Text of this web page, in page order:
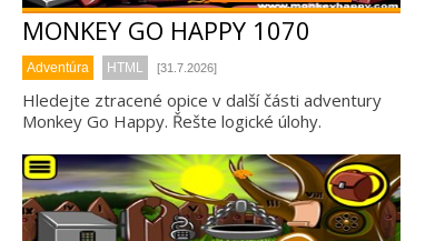
MONKEY GO HAPPY 1070
Adventúra HTML [31.7.2026]
Hledejte ztracené opice v další části adventury
Monkey Go Happy. Řešte logické úlohy.